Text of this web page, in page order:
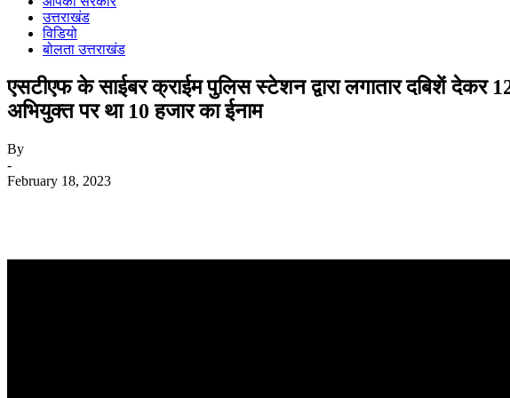
उत्तराखंड
विडियो
बोलता उत्तराखंड
एसटीएफ के साईबर क्राईम पुलिस स्टेशन द्वारा लगातार दबिशें देकर
अभियुक्त पर था 10 हजार का ईनाम
By
-
February 18, 2023